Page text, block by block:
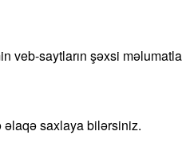
saytların şəxsi
əlaqə saxlaya bilərsiniz.